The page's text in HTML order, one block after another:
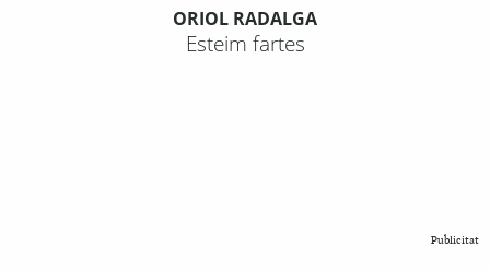
ORIOL RADALGA
Esteim fartes
Publicitat